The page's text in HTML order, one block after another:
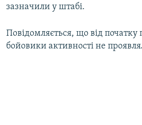
зазначили у штабі.
Повідомляється, що від початку
бойовики активності не